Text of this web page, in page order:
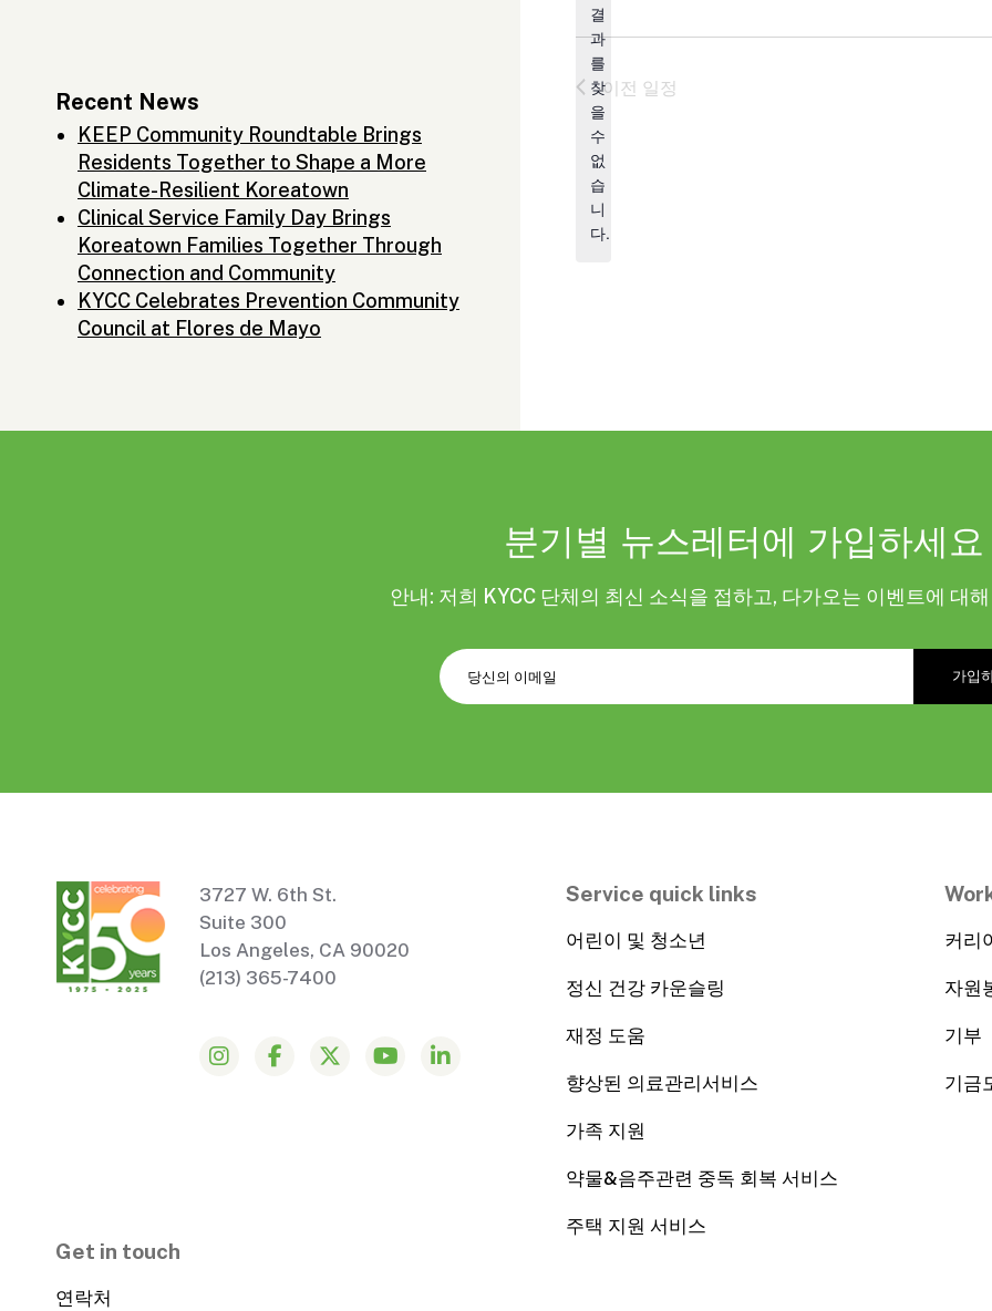
Recent News
KEEP Community Roundtable Brings
Residents Together to Shape a More
Climate-Resilient Koreatown
Clinical Service Family Day Brings
Koreatown Families Together Through
Connection and Community
KYCC Celebrates Prevention Community
Council at Flores de Mayo
공
지
결
과
를
찾
을
수
없
습
니
다.
이전 일정
분기별 뉴스레터에 가입하세요
안내: 저희 KYCC 단체의 최신 소식을 접하고, 다가오는 이벤트에 대
3727 W. 6th St.
Suite 300
Los Angeles, CA 90020
(213) 365-7400
Service quick links
어린이 및 청소년
정신 건강 카운슬링
재정 도움
향상된 의료관리서비스
가족 지원
약물&음주관련 중독 회복 서비스
주택 지원 서비스
커리
자원
기부
기금
Get in touch
연락처